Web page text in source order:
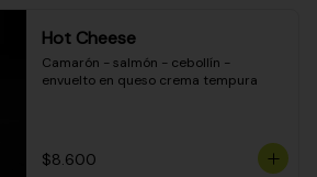
Hot Cheese
Camarón - salmón - cebollín -
envuelto en queso crema tempura
$8.600